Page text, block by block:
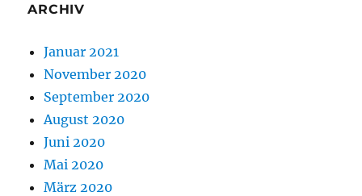
ARCHIV
Januar 2021
November 2020
September 2020
August 2020
Juni 2020
Mai 2020
März 2020